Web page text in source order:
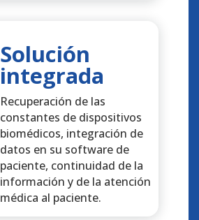
Solución
integrada
Recuperación de las
constantes de dispositivos
biomédicos, integración de
datos en su software de
paciente, continuidad de la
información y de la atención
médica al paciente.